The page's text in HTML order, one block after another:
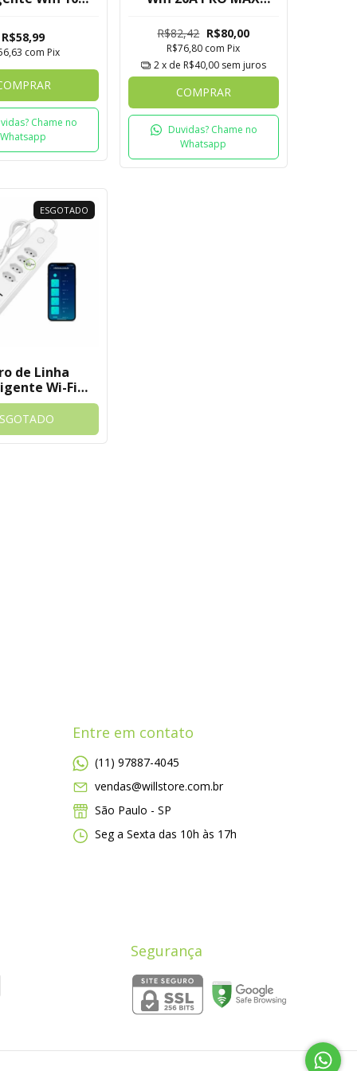
R$58,99
com Pix
Chame no
Whatsapp
R$82,42 R$80,00
R$76,80 com Pix
2x de R$40,00 sem juros
COMPRAR
Duvidas? Chame no
Whatsapp
ESGOTADO
de Linha
Wi-Fi
e USB-C
Tuya
Entre em contato
(11) 97887-4045
vendas@willstore.com.br
São Paulo - SP
Seg a Sexta das 10h às 17h
Segurança